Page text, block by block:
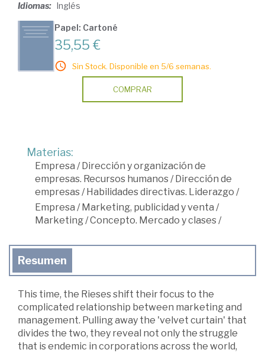
Idiomas: Inglés
Papel: Cartoné
35,55 €
Sin Stock. Disponible en 5/6 semanas.
COMPRAR
Materias:
Empresa /Dirección y organización de
empresas. Recursos humanos/Dirección de
empresas/Habilidades directivas. Liderazgo /
Empresa /Marketing, publicidad y venta /
Marketing/Concepto. Mercado y clases/
Resumen
This time, the Rieses shift their focus to the
complicated relationship between marketing and
management. Pulling away the 'velvet curtain' that
divides the two, they reveal not only the struggle
that is endemic in corporations across the world,